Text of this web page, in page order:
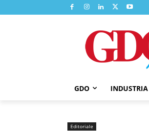
GDO INDUSTRIA
Editoriale